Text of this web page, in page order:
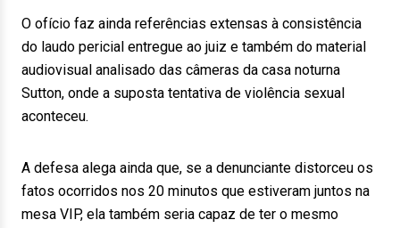
O ofício faz ainda referências extensas à consistência
do laudo pericial entregue ao juiz e também do material
audiovisual analisado das câmeras da casa noturna
Sutton, onde a suposta tentativa de violência sexual
aconteceu.
A defesa alega ainda que, se a denunciante distorceu os
fatos ocorridos nos 20 minutos que estiveram juntos na
mesa VIP, ela também seria capaz de ter o mesmo